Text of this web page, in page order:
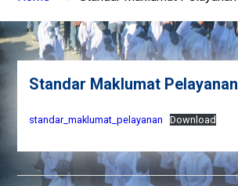
Standar Maklumat Pelayanan
standar_maklumat_pelayanan Download